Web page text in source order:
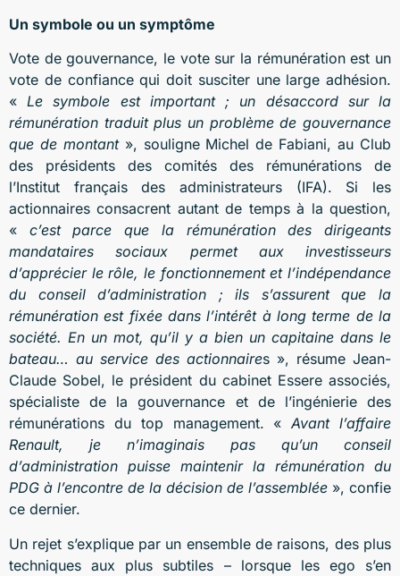
Un symbole ou un symptôme
Vote de gouvernance, le vote sur la rémunération est un
vote de confiance qui doit susciter une large adhésion.
«Le symbole est important ; un désaccord sur la
rémunération traduit plus un problème de gouvernance
que de montant », souligne Michel de Fabiani, au Club
des présidents des comités des rémunérations de
l’Institut français des administrateurs (IFA). Si les
actionnaires consacrent autant de temps à la question,
« c’est parce que la rémunération des dirigeants
mandataires sociaux permet aux investisseurs
d’apprécier le rôle, le fonctionnement et l’indépendance
du conseil d’administration ; ils s’assurent que la
rémunération est fixée dans l’intérêt à long terme de la
société. En un mot, qu’il y a bien un capitaine dans le
bateau… au service des actionnaires », résume Jean-
Claude Sobel, le président du cabinet Essere associés,
spécialiste de la gouvernance et de l’ingénierie des
rémunérations du top management. «Avant l’affaire
Renault, je n’imaginais pas qu’un conseil
d’administration puisse maintenir la rémunération du
PDG à l’encontre de la décision de l’assemblée », confie
ce dernier.
Un rejet s’explique par un ensemble de raisons, des plus
techniques aux plus subtiles – lorsque les ego s’en